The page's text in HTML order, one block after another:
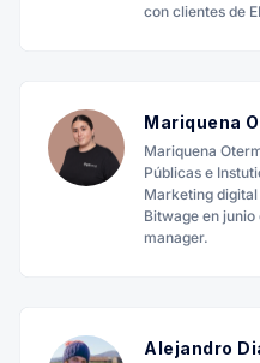
con clientes de
Mariquena
Mariquena
Públicas e
Marketing
Bitwage en
manager.
Alejandro